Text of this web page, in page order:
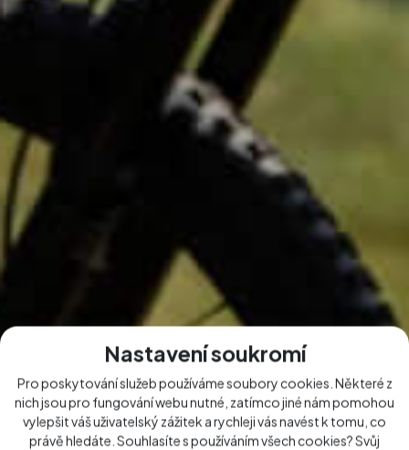
Nastavení soukromí
Pro poskytování služeb používáme soubory cookies. Některé z
nich jsou pro fungování webu nutné, zatímco jiné nám pomohou
vylepšit váš uživatelský zážitek a rychleji vás navést k tomu, co
právě hledáte. Souhlasíte s používáním všech cookies? Svůj